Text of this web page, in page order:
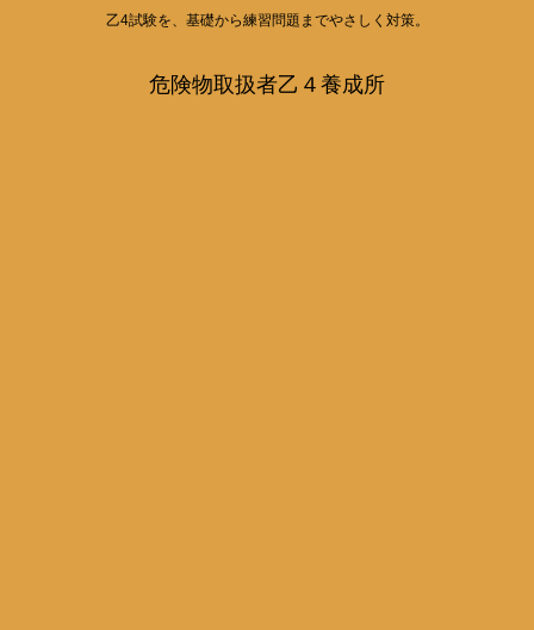
乙4試験を、基礎から練習問題までやさしく対策。
危険物取扱者乙４養成所